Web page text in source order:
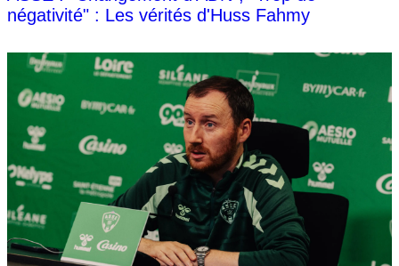
négativité" : Les vérités d'Huss Fahmy